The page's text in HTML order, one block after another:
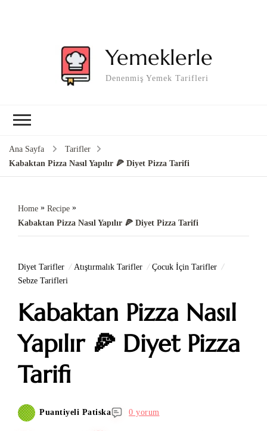
Yemeklerle
Denenmiş Yemek Tarifleri
Ana Sayfa
Tarifler
Kabaktan Pizza Nasıl Yapılır 🍕 Diyet Pizza Tarifi
Home » Recipe »
Kabaktan Pizza Nasıl Yapılır 🍕 Diyet Pizza Tarifi
Diyet Tarifler Atıştırmalık Tarifler
Çocuk İçin Tarifler
Sebze Tarifleri
Kabaktan Pizza Nasıl
Yapılır 🍕 Diyet Pizza
Tarifi
Puantiyeli Patiska 0 yorum